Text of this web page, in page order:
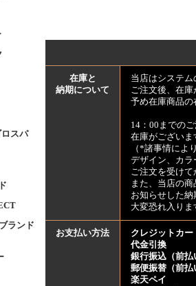
スパ
ランド
在庫と
納期について
当店はシステム
ご注文後、在庫
予め在庫商品の
14：00までの
在庫がございま
（*諸事情によ
デザイン、カラ
ご注文を受けて
また、当店の
お知らせした納
大変恐れ入りま
お支払い方法
クレジットカー
代金引換
銀行振込（前払
郵便振替（前払
楽天ペイ